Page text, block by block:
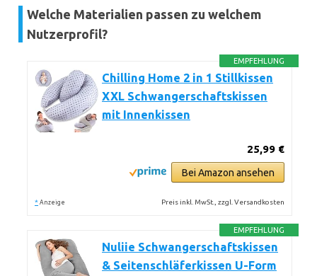
Welche Materialien passen zu welchem
Nutzerprofil?
EMPFEHLUNG
Chilling Home 2 in 1 Stillkissen
XXL Schwangerschaftskissen
mit Innenkissen
25,99 €
Bei Amazon ansehen
* Anzeige Preis inkl. MwSt., zzgl. Versandkosten
EMPFEHLUNG
Nuliie Schwangerschaftskissen
& Seitenschläferkissen U-Form